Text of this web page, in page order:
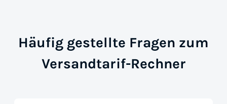
Häufig gestellte Fragen zum
Versandtarif-Rechner